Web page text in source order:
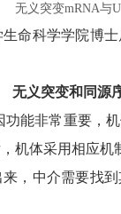
无义突变mRNA与
命科学学院博
无义突变和同源
能非常重要，
机体采用相应机
，中介需要找